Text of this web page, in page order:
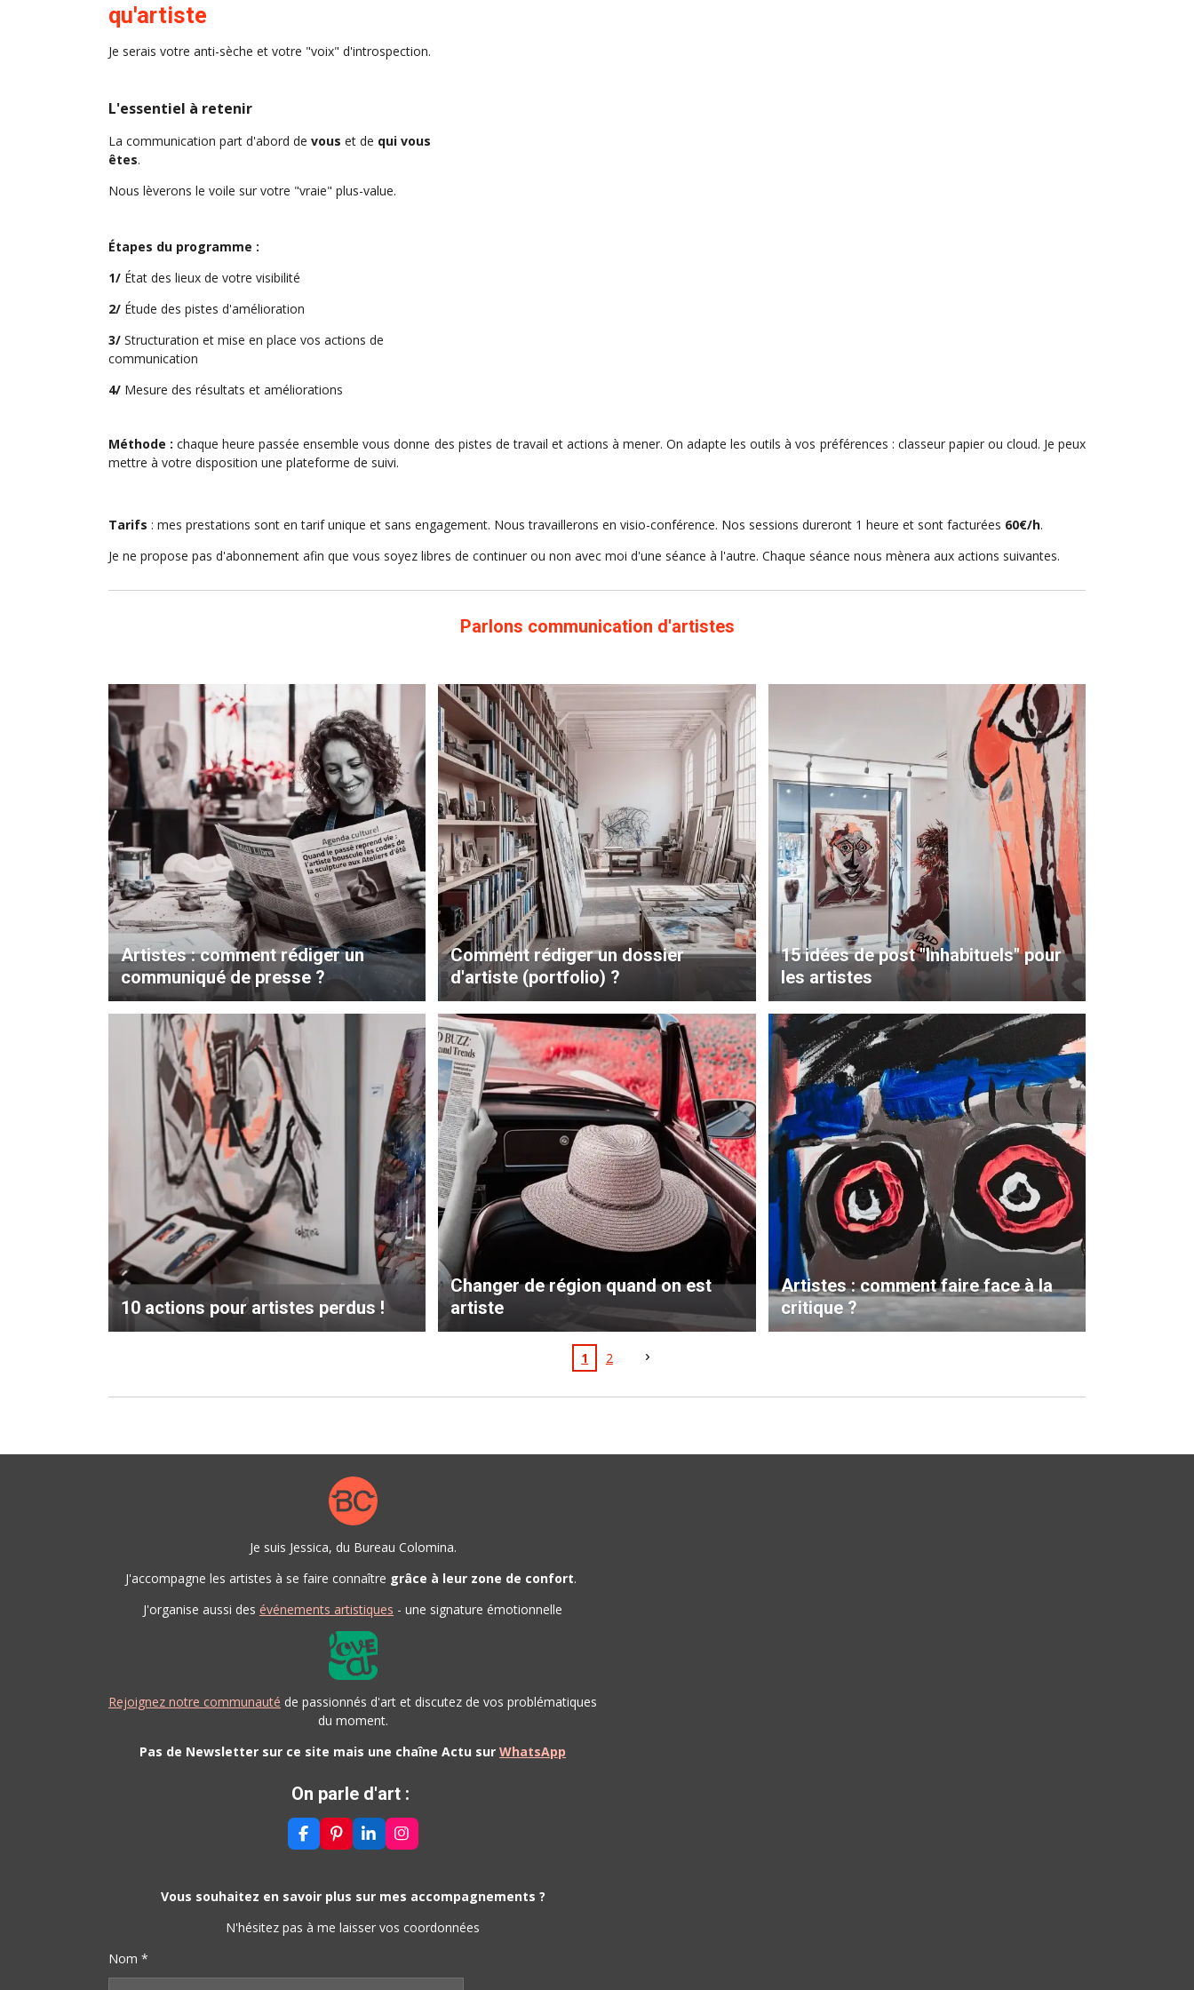
qu'artiste
Je serais votre anti-sèche et votre "voix" d'introspection.
L'essentiel à retenir
La communication part d'abord de vous et de qui vous
êtes.
Nous lèverons le voile sur votre "vraie" plus-value.
Étapes du programme :
1/ État des lieux de votre visibilité
2/ Étude des pistes d'amélioration
3/ Structuration et mise en place vos actions de
communication
4/ Mesure des résultats et améliorations
Méthode :chaque heure passée ensemble vous donne des pistes de travail et actions à mener.On adapte les outils à vos préférences : classeur papier ou cloud. Je peux
mettre à votre disposition une plateforme de suivi.
Tarifs : mes prestations sont en tarif unique et sans engagement. Nous travaillerons en visio-conférence. Nos sessions dureront 1 heure et sont facturées 60€/h.
Je ne propose pas d'abonnement afin que vous soyez libres de continuer ou non avec moi d'une séance à l'autre. Chaque séance nous mènera aux actions suivantes.
Parlons communication d'artistes
Artistes : comment rédiger un
communiqué de presse ?
Comment rédiger un dossier
d'artiste (portfolio) ?
15 idées de post "Inhabituels" pour
les artistes
10 actions pour artistes perdus !
Changer de région quand on est
artiste
Artistes : comment faire face à la
critique ?
1 2
Je suis Jessica, du Bureau Colomina.
J'accompagne les artistes à se faire connaître grâce à leur zone de confort.
J'organise aussi des événements artistiques - une signature émotionnelle
Rejoignez notre communauté de passionnés d'art et discutez de vos problématiques
du moment.
Pas de Newsletter sur ce site mais une chaîne Actu sur WhatsApp
On parle d'art :
F
A
B
O
P
I
E
E
L
I
E
I
I
N
A
R
Vous souhaitez en savoir plus sur mes accompagnements ?
N'hésitez pas à me laisser vos coordonnées
Nom *